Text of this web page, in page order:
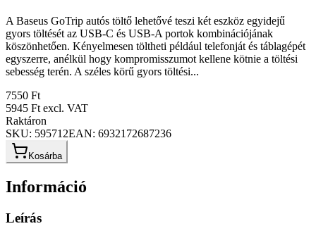
A Baseus GoTrip autós töltő lehetővé teszi két eszköz egyidejű
gyors töltését az USB-C és USB-A portok kombinációjának
köszönhetően. Kényelmesen töltheti például telefonját és táblagépét
egyszerre, anélkül hogy kompromisszumot kellene kötnie a töltési
sebesség terén. A széles körű gyors töltési...
7550 Ft
5945 Ft excl. VAT
Raktáron
SKU: 595712EAN: 6932172687236
Kosárba
Információ
Leírás